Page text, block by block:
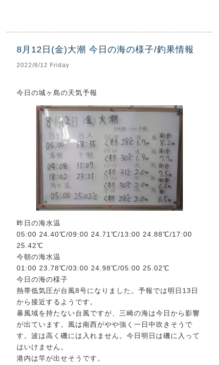
8月12日(金)大潮 今日の海の様子/釣果情報
2022/8/12 Friday
今日の城ヶ島の天気予報
昨日の海水温
05:00 24.40℃/09:00 24.71℃/13:00 24.88℃/17:00
25.42℃
今朝の海水温
01:00 23.78℃/03:00 24.98℃/05:00 25.02℃
今日の海の様子
熱帯低気圧が台風8号になりました。予報では明日13日
から接近するようです。
暴風域を持たない台風ですが、三崎の海は今日から影響
が出ています。風は南西がやや強く一日中吹きそうで
す。波は高く磯には入れません。今日明日は磯に入って
はいけません。
港内は竿が出せそうです。